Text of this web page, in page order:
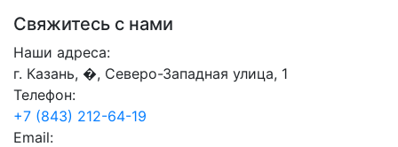
Свяжитесь с нами
Наши адреса:
г. Казань, �, Северо-Западная улица, 1
Телефон:
+7 (843) 212-64-19
Email: